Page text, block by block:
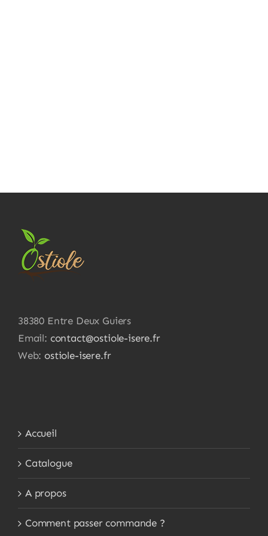
38380 Entre Deux Guiers
Email: contact@ostiole-isere.fr
Web: ostiole-isere.fr
Accueil
Catalogue
A propos
Comment passer commande ?